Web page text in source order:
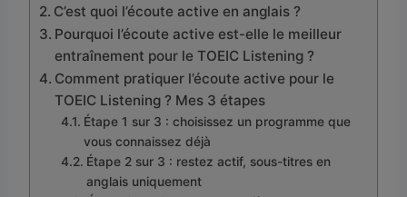
C’est quoi l’écoute active en anglais ?
Pourquoi l’écoute active est-elle le meilleur
entraînement pour le TOEIC Listening ?
Comment pratiquer l’écoute active pour le
TOEIC Listening ? Mes 3 étapes
Étape 1 sur 3 : choisissez un programme que
vous connaissez déjà
Étape 2 sur 3 : restez actif, sous-titres en
anglais uniquement